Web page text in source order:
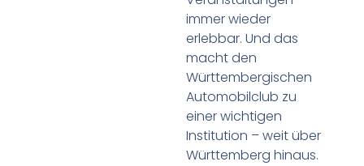
immer wieder
erlebbar. Und das
macht den
Württembergischen
Automobilclub zu
einer wichtigen
Institution – weit über
Württemberg hinaus.